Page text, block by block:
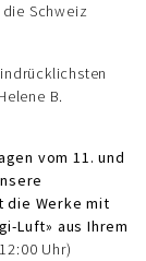
Schweiz
B.
vom 11. und
die Werke mit
Luft» aus Ihrem
Uhr)